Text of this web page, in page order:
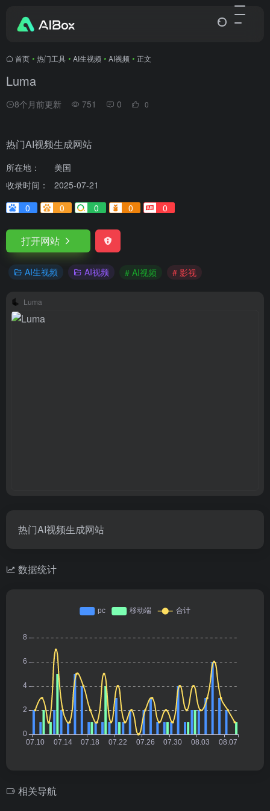
首页 • 热门工具 • AI生视频 • AI视频 • 正文
Luma
8个月前更新 751 0 0
热门AI视频生成网站
所在地：
美国
收录时间：
2025-07-21
0
0 0 0 0
打开网站
AI生视频 AI视频 # AI视频 # 影视
Luma
热门AI视频生成网站
数据统计
相关导航